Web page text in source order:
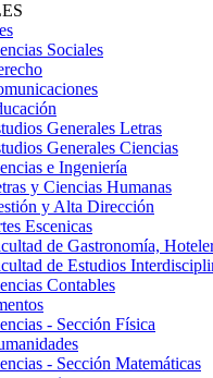
Sociales
Generales Letras
Generales Ciencias
e Ingeniería
y Ciencias Humanas
y Alta Dirección
Escenicas
de Gastronomía,
de Estudios
Contables
- Sección Física
- Sección Matemáticas